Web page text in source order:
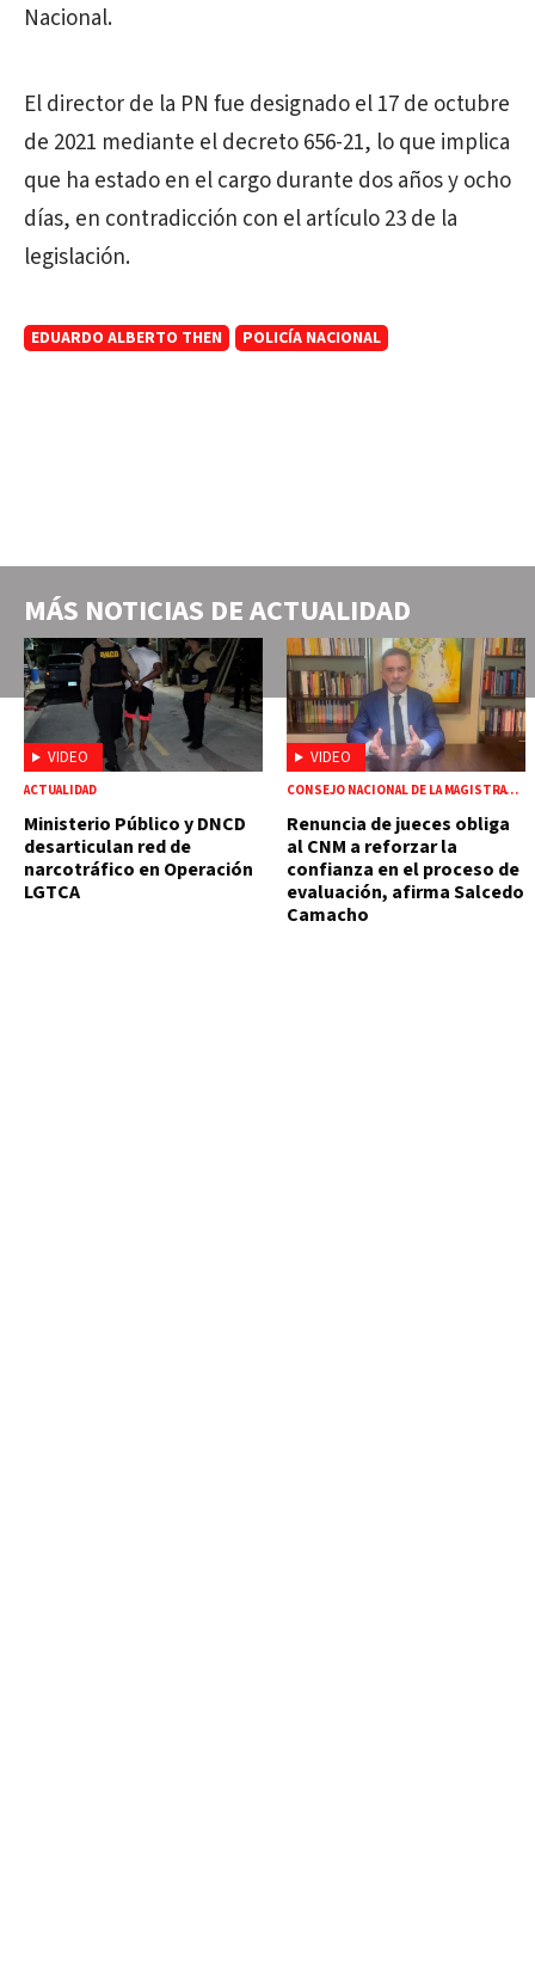
Nacional.
El director de la PN fue designado el 17 de octubre
de 2021 mediante el decreto 656-21, lo que implica
que ha estado en el cargo durante dos años y ocho
días, en contradicción con el artículo 23 de la
legislación.
EDUARDO ALBERTO THEN POLICÍA NACIONAL
MÁS NOTICIAS DEACTUALIDAD
VIDEO
ACTUALIDAD
Ministerio Público y DNCD
desarticulan red de
narcotráfico en Operación
LGTCA
VIDEO
CONSEJO NACIONAL DE LA MAGISTRATURA
Renuncia de jueces obliga
al CNM a reforzar la
confianza en el proceso de
evaluación, afirma Salcedo
Camacho